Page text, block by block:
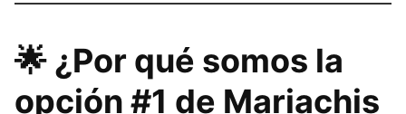
🌟 ¿Por qué somos la
opción #1 de Mariachis